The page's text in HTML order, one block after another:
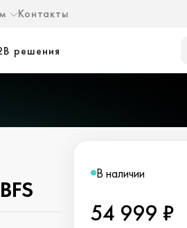
Контакты
решения
В наличии
54 999 ₽